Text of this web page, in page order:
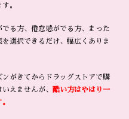
。
る方、倦怠感がでる方、まった
選択できるだけ、幅広くありま
ンがきてからドラッグストアで購
えませんが、 酷い方はやはり一